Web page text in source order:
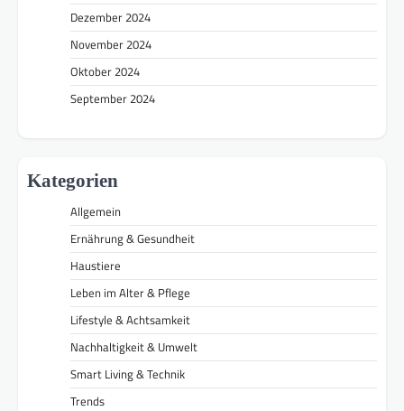
Dezember 2024
November 2024
Oktober 2024
September 2024
Kategorien
Allgemein
Ernährung & Gesundheit
Haustiere
Leben im Alter & Pflege
Lifestyle & Achtsamkeit
Nachhaltigkeit & Umwelt
Smart Living & Technik
Trends